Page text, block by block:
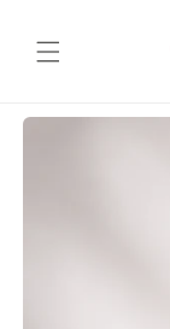
al contenido
directamente